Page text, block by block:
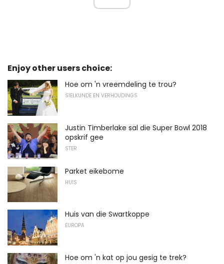
Enjoy other users choice:
Hoe om 'n vreemdeling te trou?
SIELKUNDE EN VERHOUDINGS
Justin Timberlake sal die Super Bowl 2018
opskrif gee
STER
Parket eikebome
HUIS
Huis van die Swartkoppe
EUROPA
Hoe om 'n kat op jou gesig te trek?